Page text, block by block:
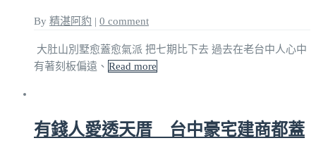
By 精湛阿豹 | 0 comment
大肚山別墅愈蓋愈氣派 把七期比下去 過去在老台中人心中
有著刻板偏遠、 Read more
有錢人愛透天厝 台中豪宅建商都蓋